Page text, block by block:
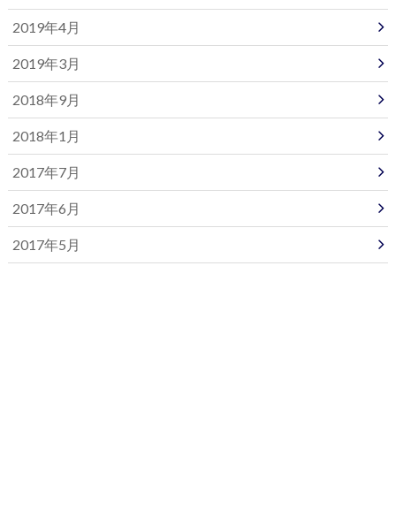
2019年4月
2019年3月
2018年9月
2018年1月
2017年7月
2017年6月
2017年5月